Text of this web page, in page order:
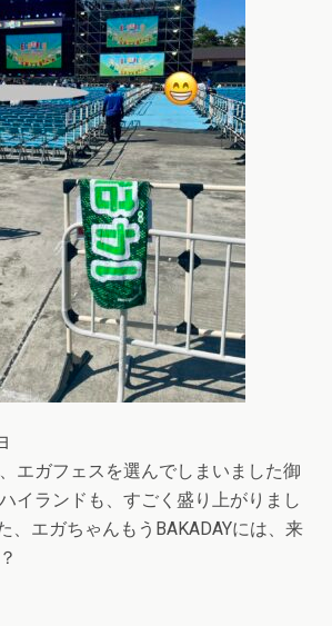
エガフェスを選んでしまいました御
イランドも、すごく盛り上がりまし
、エガちゃんもうBAKADAYには、来